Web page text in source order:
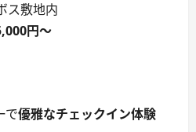
ス敷地内
円〜
で優雅なチェックイン体験